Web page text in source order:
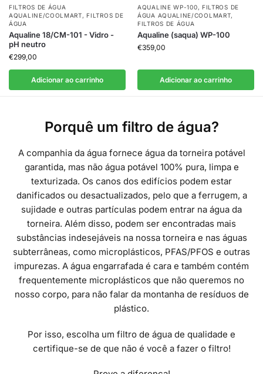
FILTROS DE ÁGUA
AQUALINE/COOLMART,FILTROS DE
ÁGUA
Aqualine 18/CM-101 - Vidro -
pH neutro
€299,00
Adicionar ao carrinho
AQUALINE WP-100, FILTROS DE
ÁGUA AQUALINE/COOLMART,
FILTROS DE ÁGUA
Aqualine (saqua) WP-100
€359,00
Adicionar ao carrinho
Porquê um filtro de água?
A companhia da água fornece água da torneira potável
garantida, mas não água potável 100% pura, limpa e
texturizada. Os canos dos edifícios podem estar
danificados ou desactualizados, pelo que a ferrugem, a
sujidade e outras partículas podem entrar na água da
torneira. Além disso, podem ser encontradas mais
substâncias indesejáveis na nossa torneira e nas águas
subterrâneas, como microplásticos, PFAS/PFOS e outras
impurezas. A água engarrafada é cara e também contém
frequentemente microplásticos que não queremos no
nosso corpo, para não falar da montanha de resíduos de
plástico.
Por isso, escolha um filtro de água de qualidade e
certifique-se de que não é você a fazer o filtro!